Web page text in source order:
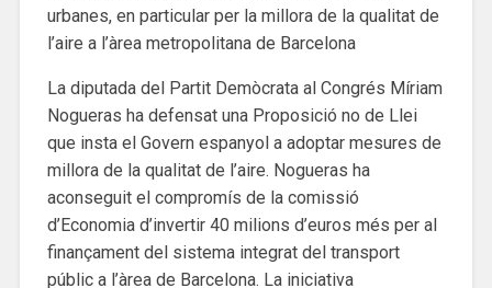
urbanes, en particular per la millora de la qualitat de
l’aire a l’àrea metropolitana de Barcelona
La diputada del Partit Demòcrata al Congrés Míriam
Nogueras ha defensat una Proposició no de Llei
que insta el Govern espanyol a adoptar mesures de
millora de la qualitat de l’aire. Nogueras ha
aconseguit el compromís de la comissió
d’Economia d’invertir 40 milions d’euros més per al
finançament del sistema integrat del transport
públic a l’àrea de Barcelona. La iniciativa